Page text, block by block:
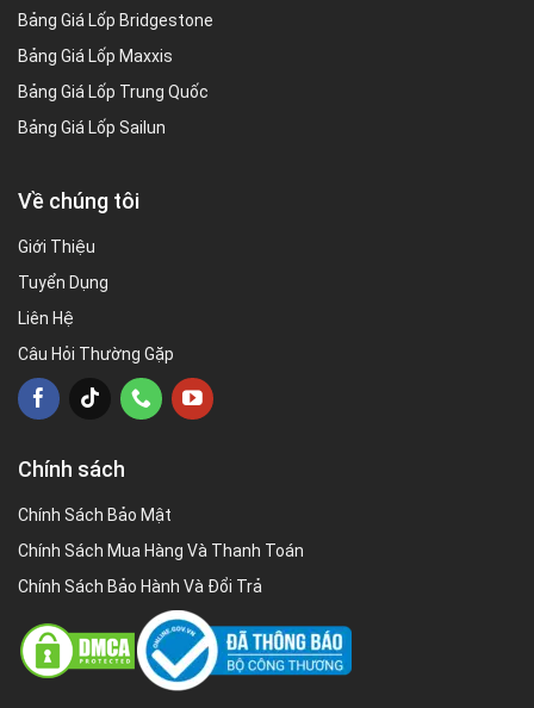
Bảng Giá Lốp Bridgestone
Bảng Giá Lốp Maxxis
Bảng Giá Lốp Trung Quốc
Bảng Giá Lốp Sailun
Về chúng tôi
Giới Thiệu
Tuyển Dụng
Liên Hệ
Câu Hỏi Thường Gặp
Chính sách
Chính Sách Bảo Mật
Chính Sách Mua Hàng Và Thanh Toán
Chính Sách Bảo Hành Và Đổi Trả